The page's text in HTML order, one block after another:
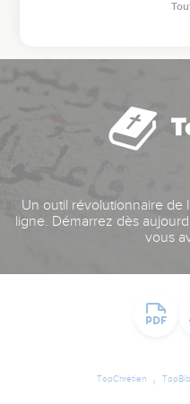
Un outil révolutionnaire de
ligne. Démarrez dès
vous
TopChrétien